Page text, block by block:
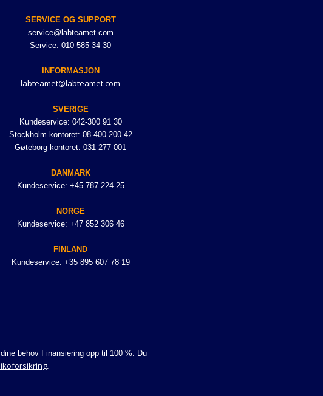
SERVICE OG SUPPORT
service@labteamet.com
Service: 010-585 34 30
INFORMASJON
labteamet@labteamet.com
SVERIGE
Kundeservice: 042-300 91 30
Stockholm-kontoret: 08-400 200 42
Gøteborg-kontoret: 031-277 001
DANMARK
Kundeservice: +45 787 224 25
NORGE
Kundeservice: +47 852 306 46
FINLAND
Kundeservice: +35 895 607 78 19
behov Finansiering opp til 100 %. Du
.